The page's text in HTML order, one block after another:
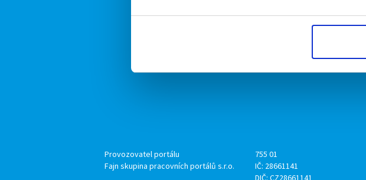
Provozovatel portálu
Fajn skupina pracovních portálů s.r.o.
755 01
IČ: 28661141
DIČ: CZ28661141